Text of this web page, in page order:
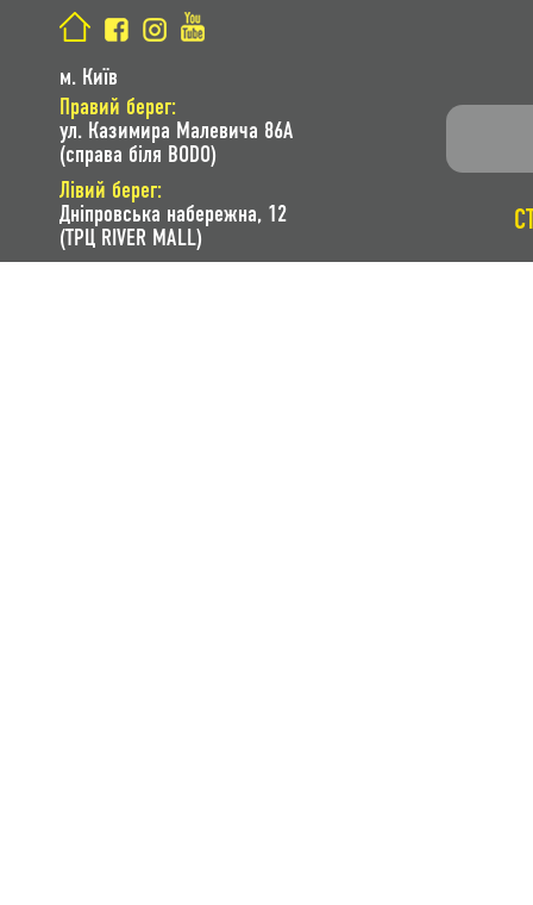
м. Київ
Правий берег:
ул. Казимира Малевича 86A
(справа біля BODO)
Лівий берег:
Дніпровська набережна, 12
(ТРЦ RIVER MALL)